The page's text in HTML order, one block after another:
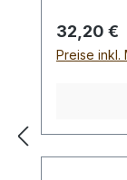
Regulärer
32,20 €
Preise inkl.